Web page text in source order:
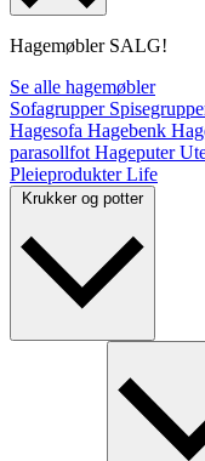
Hagemøbler SALG!
Se alle hagemøbler
Sofagrupper
Hagesofa Hagebenk
parasollfot Hageputer
PleieprodukterLife
Krukker og potter